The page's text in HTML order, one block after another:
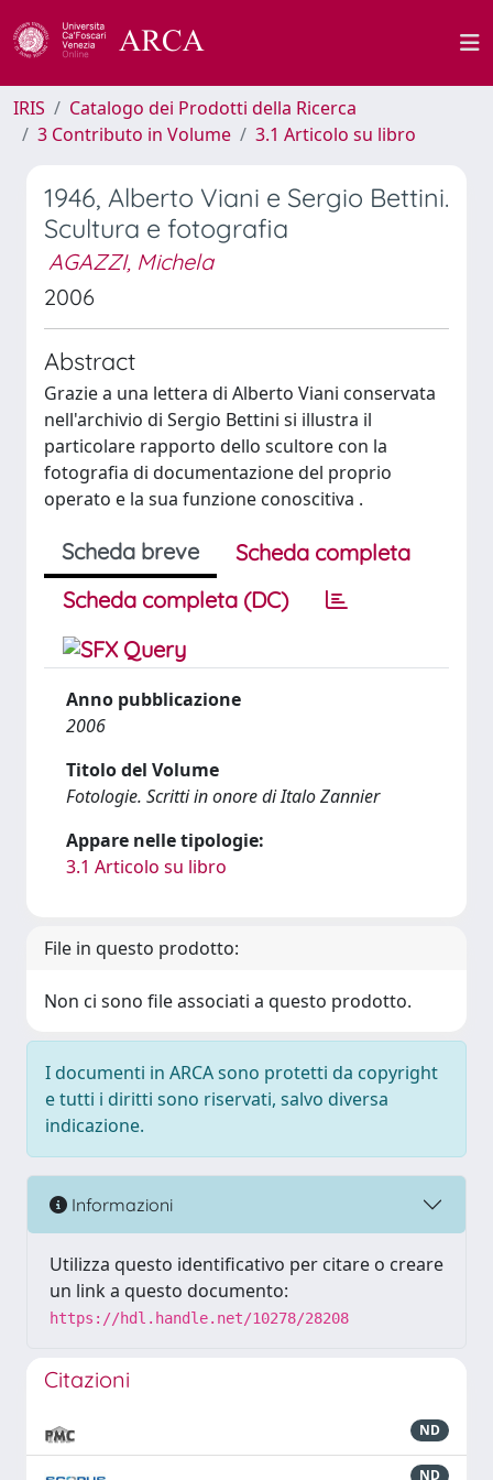
IRIS
Catalogo dei Prodotti della Ricerca
3 Contributo in Volume
3.1 Articolo su libro
1946, Alberto Viani e Sergio Bettini.
Scultura e fotografia
AGAZZI, Michela
2006
Abstract
Grazie a una lettera di Alberto Viani conservata
nell'archivio di Sergio Bettini si illustra il
particolare rapporto dello scultore con la
fotografia di documentazione del proprio
operato e la sua funzione conoscitiva .
Scheda breve
Scheda completa
Scheda completa (DC)
Anno pubblicazione
2006
Titolo del Volume
Fotologie. Scritti in onore di Italo Zannier
Appare nelle tipologie:
3.1 Articolo su libro
File in questo prodotto:
Non ci sono file associati a questo prodotto.
I documenti in ARCA sono protetti da copyright
e tutti i diritti sono riservati, salvo diversa
indicazione.
Informazioni
Utilizza questo identificativo per citare o creare
un link a questo documento:
https://hdl.handle.net/10278/28208
Citazioni
ND
ND